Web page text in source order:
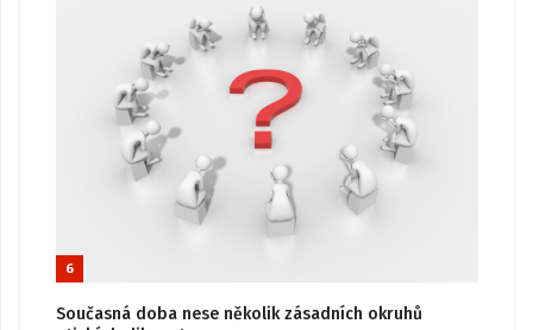
6
Současná doba nese několik zásadních okruhů